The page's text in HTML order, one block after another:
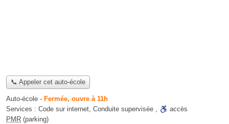
📞 Appeler cet auto-école
Auto-école - Fermée, ouvre à 11h
Services : Code sur internet, Conduite supervisée ,
accès
PMR (parking)